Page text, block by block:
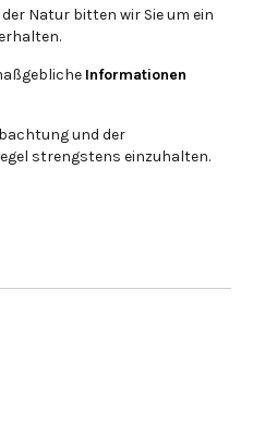
Natur bitten wir Sie um ein
Informationen
und der
strengstens einzuhalten.